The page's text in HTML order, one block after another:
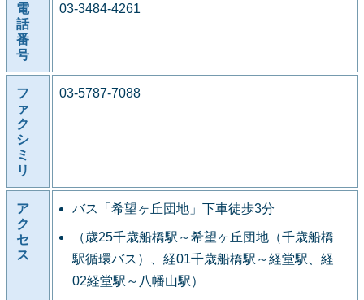
電
話
番
号
03-3484-4261
フ
ァ
ク
シ
ミ
リ
03-5787-7088
ア
ク
セ
ス
バス「希望ヶ丘団地」下車徒歩3分
（歳25千歳船橋駅～希望ヶ丘団地（千歳船橋
駅循環バス）、経01千歳船橋駅～経堂駅、経
02経堂駅～八幡山駅）